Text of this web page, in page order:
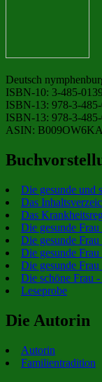
Deutsch
ISBN-10: 3-485-
ISBN-13: 978-3-485-
ISBN-13: 978-3-
ASIN:
Die gesunde und
Das
Das
Die gesunde
Die gesunde
Die gesunde
Die gesunde
Die schöne Frau
Leseprobe
Die Autorin
Autorin
Familientradition